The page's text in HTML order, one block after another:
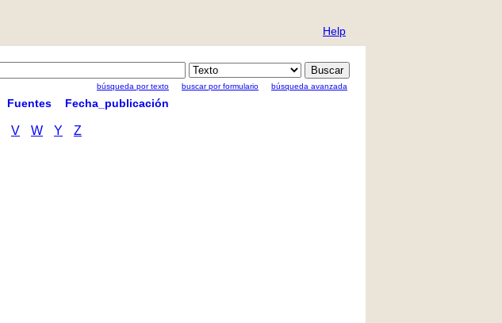
Help
búsqueda por texto buscar por formulario búsqueda avanzada
Fuentes Fecha_publicación
V W Y
Z